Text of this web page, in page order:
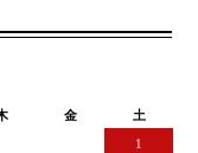
金
土
1